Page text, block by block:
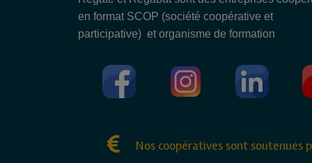
en format SCOP (société coopérative et
participative) et organisme de formation
Nos coopératives sont soutenues